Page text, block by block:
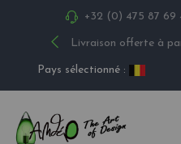
+32 (0) 475 87 69
Livraison offerte à
Pays sélectionné :